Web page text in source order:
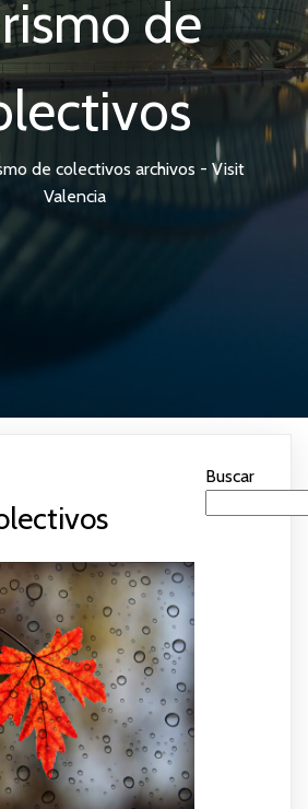
de
de colectivos archivos - Visit
Valencia
Buscar